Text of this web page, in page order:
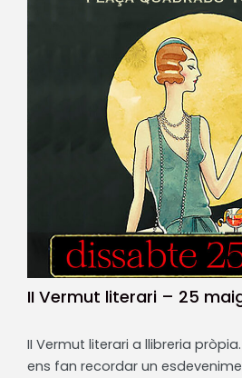
II Vermut literari – 25
II Vermut literari a llibreria
ens fan recordar un